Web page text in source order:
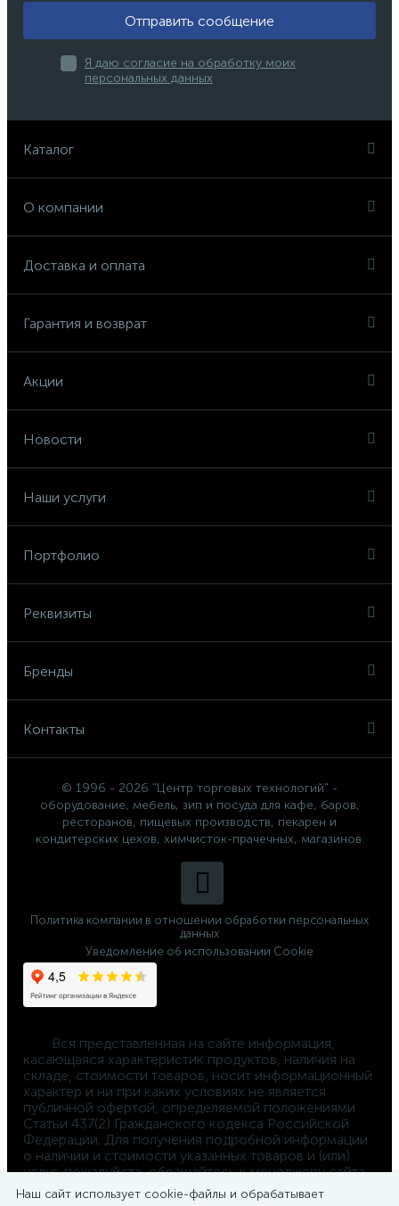
Отправить сообщение
Я даю согласие на обработку моих
персональных данных
Каталог
О компании
Доставка и оплата
Гарантия и возврат
Акции
Новости
Наши услуги
Портфолио
Реквизиты
Бренды
Контакты
© 1996 - 2026 "Центр торговых технологий" -
оборудование, мебель, зип и посуда для кафе, баров,
ресторанов, пищевых производств, пекарен и
кондитерских цехов, химчисток-прачечных, магазинов.
Политика компании в отношении обработки персональных
данных
Уведомление об использовании Cookie
касающаяся характеристик продуктов, наличия на
складе, стоимости товаров, носит информационный
характер и ни при каких условиях не является
публичной офертой, определяемой положениями
Статьи 437(2) Гражданского кодекса Российской
Федерации. Для получения подробной информации
о наличии и стоимости указанных товаров и (или)
услуг, пожалуйста, обращайтесь к менеджеру сайта
по телефону
8-800-550-4-660
Наш сайт использует cookie-файлы и обрабатывает